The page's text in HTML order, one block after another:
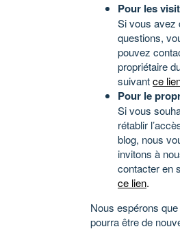
Pour les
Si vous avez
questions,
pouvez
propriétaire
suivantce
Pour le
Si vous
rétablir
blog, nous
invitons à
contacter en
ce lien.
Nous espérons
pourra être de